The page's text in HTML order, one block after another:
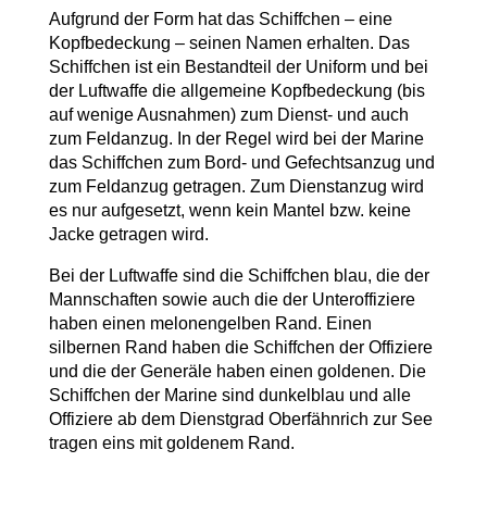
Aufgrund der Form hat das Schiffchen – eine
Kopfbedeckung – seinen Namen erhalten. Das
Schiffchen ist ein Bestandteil der Uniform und bei
der Luftwaffe die allgemeine Kopfbedeckung (bis
auf wenige Ausnahmen) zum Dienst- und auch
zum Feldanzug. In der Regel wird bei der Marine
das Schiffchen zum Bord- und Gefechtsanzug und
zum Feldanzug getragen. Zum Dienstanzug wird
es nur aufgesetzt, wenn kein Mantel bzw. keine
Jacke getragen wird.
Bei der Luftwaffe sind die Schiffchen blau, die der
Mannschaften sowie auch die der Unteroffiziere
haben einen melonengelben Rand. Einen
silbernen Rand haben die Schiffchen der Offiziere
und die der Generäle haben einen goldenen. Die
Schiffchen der Marine sind dunkelblau und alle
Offiziere ab dem Dienstgrad Oberfähnrich zur See
tragen eins mit goldenem Rand.